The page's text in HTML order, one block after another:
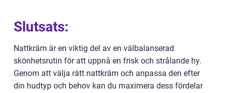
Slutsats:
Nattkräm är en viktig del av en välbalanserad
skönhetsrutin för att uppnå en frisk och strålande hy.
Genom att välja rätt nattkräm och anpassa den efter
din hudtyp och behov kan du maximera dess fördelar